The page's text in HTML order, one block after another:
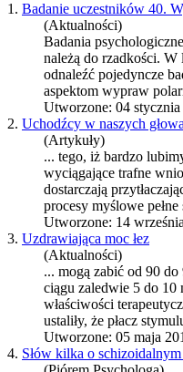
1. Badanie uczestników 40.
(Aktualności)
Badania psychologiczne
należą do rzadkości. W
odnaleźć pojedyncze
aspektom wypraw
Utworzone: 04
2. Uchodźcy w naszych
(Artykuły)
... tego, iż bardzo
wyciągające trafne
dostarczają
procesy myślowe
Utworzone: 14
3. Uzdrawiająca moc łez
(Aktualności)
... mogą zabić od 90
ciągu zaledwie 5 do 10
właściwości
ustaliły, że płacz
Utworzone: 05 maja
4. Słów kilka o